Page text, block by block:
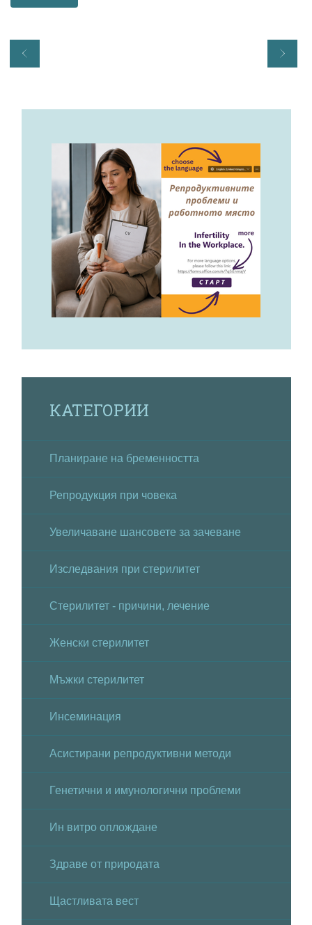
КАТЕГОРИИ
Планиране на бременността
Репродукция при човека
Увеличаване шансовете за зачеване
Изследвания при стерилитет
Стерилитет - причини, лечение
Женски стерилитет
Мъжки стерилитет
Инсеминация
Асистирани репродуктивни методи
Генетични и имунологични проблеми
Ин витро оплождане
Здраве от природата
Щастливата вест